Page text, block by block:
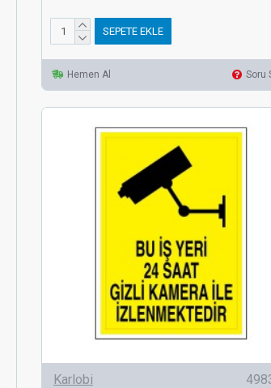
SEPETE EKLE
Hemen Al Soru
Karlobi